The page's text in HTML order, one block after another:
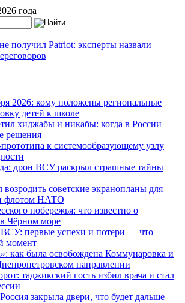
года
получил Patriot: эксперты назвали
2026: кому положены региональные
детей к школе
хиджабы и никабы: когда в России
решения
к системообразующему узлу
дрон ВСУ раскрыл страшные тайны
советские экранопланы для
флотом НАТО
побережья: что известно о
Чёрном море
ВСУ: первые успехи и потери — что
момент
как была освобождена Коммунаровка и
направлении
таджикский гость избил врача и стал
закрыла двери, что будет дальше